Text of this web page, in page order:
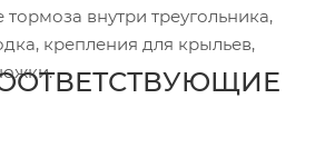
тормоза внутри треугольника,
крепления для крыльев,